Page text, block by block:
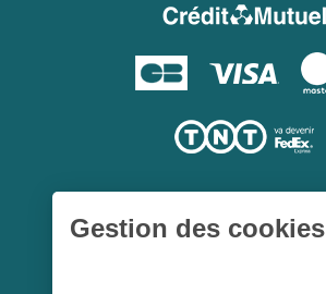
Gestion des cookies